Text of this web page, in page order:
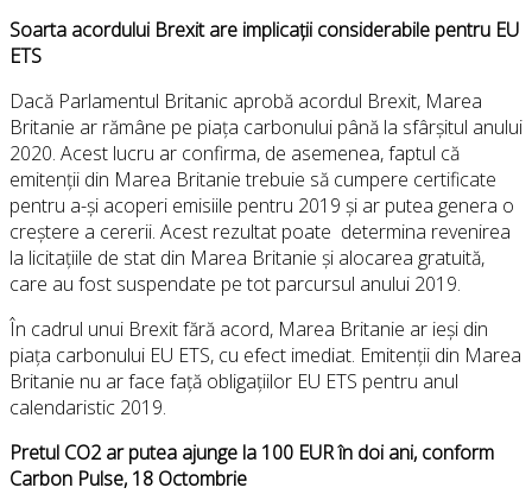
Soarta acordului Brexit are implicații considerabile pentru EU
ETS
Dacă Parlamentul Britanic aprobă acordul Brexit, Marea
Britanie ar rămâne pe piața carbonului până la sfârșitul anului
2020. Acest lucru ar confirma, de asemenea, faptul că
emitenții din Marea Britanie trebuie să cumpere certificate
pentru a-și acoperi emisiile pentru 2019 și ar putea genera o
creștere a cererii. Acest rezultat poate determina revenirea
la licitațiile de stat din Marea Britanie și alocarea gratuită,
care au fost suspendate pe tot parcursul anului 2019.
În cadrul unui Brexit fără acord, Marea Britanie ar ieși din
piața carbonului EU ETS, cu efect imediat. Emitenții din Marea
Britanie nu ar face față obligațiilor EU ETS pentru anul
calendaristic 2019.
Pretul CO2 ar putea ajunge la 100 EUR în doi ani, conform
Carbon Pulse, 18 Octombrie